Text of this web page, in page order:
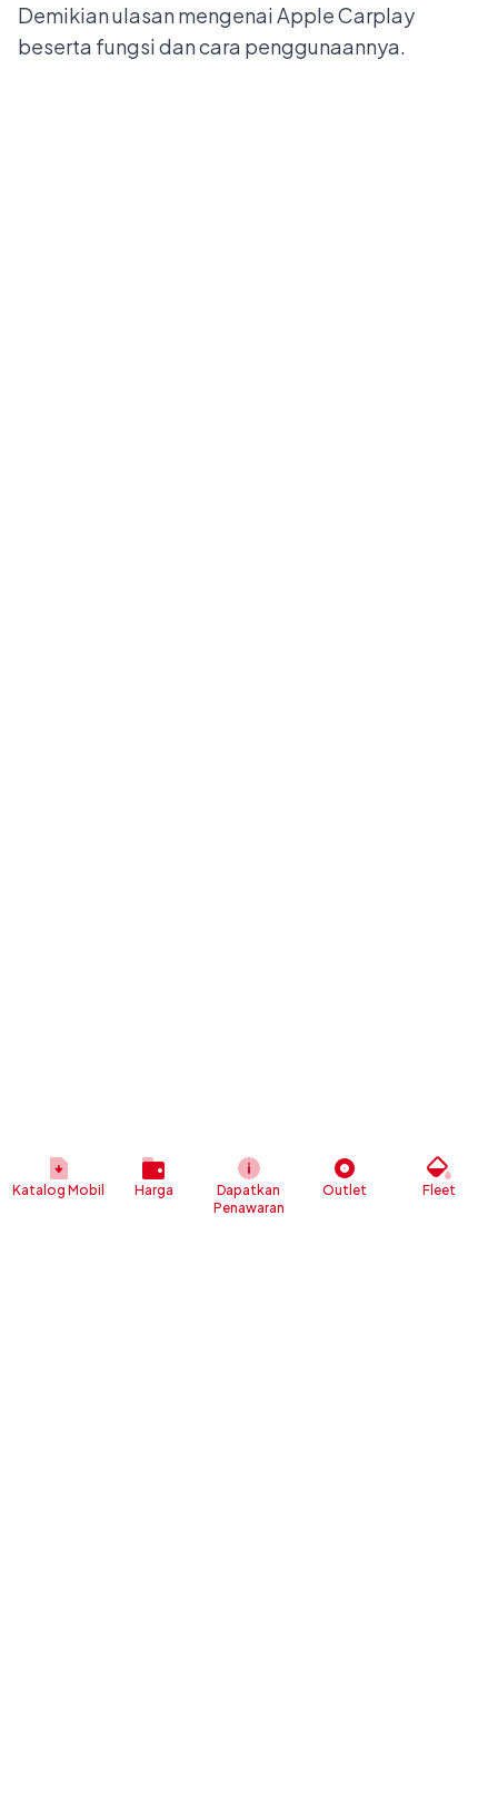
Demikian ulasan mengenai Apple Carplay
beserta fungsi dan cara penggunaannya.
Katalog Mobil Harga
Dapatkan
Penawaran
Outlet Fleet